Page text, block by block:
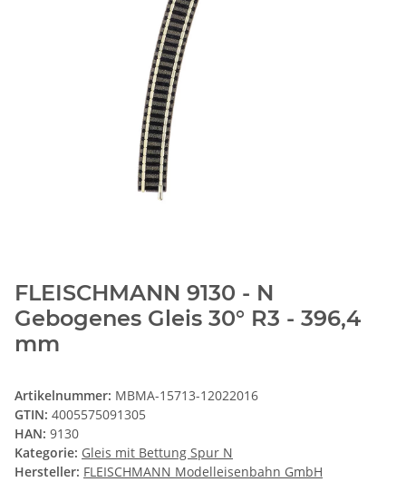
FLEISCHMANN 9130 - N
Gebogenes Gleis 30° R3 - 396,4
mm
Artikelnummer: MBMA-15713-12022016
GTIN: 4005575091305
HAN: 9130
Kategorie: Gleis mit Bettung Spur N
Hersteller: FLEISCHMANN Modelleisenbahn GmbH